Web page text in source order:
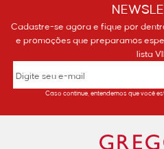
Cadastre-se agora e fique por
e promoções que preparamos
lista
Caso continue, entendemos que você